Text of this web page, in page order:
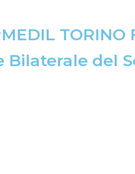
TORINO
Bilaterale del